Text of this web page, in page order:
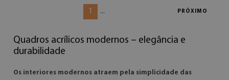
1 ... PRÓXIMO
Quadros acrílicos modernos – elegância e
durabilidade
Os interiores modernos atraem pela simplicidade das